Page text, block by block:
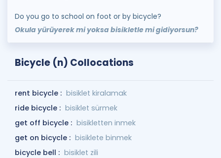
Do you go to school on foot or by bicycle?
Okula yürüyerek mi yoksa bisikletle mi gidiyorsun?
Bicycle (n) Collocations
rent bicycle : bisiklet kiralamak
ride bicycle : bisiklet sürmek
get off bicycle : bisikletten inmek
get on bicycle : bisiklete binmek
bicycle bell : bisiklet zili